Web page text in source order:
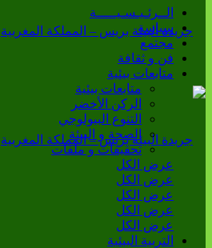
الــرئـيـسـيـــــة
سياسة
مجتمع
فن و ثقافة
متابعات بيئية
متابعات بيئية
الركن الأخضر
التنوع البيولوجي
الصحة و البيئة
تحقيقات و ملفات
عرض الكل
عرض الكل
عرض الكل
عرض الكل
عرض الكل
التربية البيئية